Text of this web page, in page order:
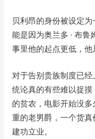
贝利昂的身份被设定
能是因为奥兰多 · 布
事里他的起点更低，他
对于告别贵族制度已
统论真的有些难以捉
的贫农，电影开始没
重的老男爵，一个货
建功立业。